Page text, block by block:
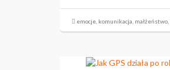
emocje komunikacja małżeństwo